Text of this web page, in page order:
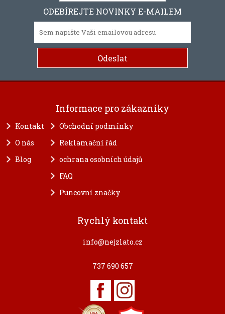
ODEBÍREJTE NOVINKY E-MAILEM
Informace pro zákazníky
Kontakt
O nás
Blog
Obchodní podmínky
Reklamační řád
ochrana osobních údajů
FAQ
Puncovní značky
Rychlý kontakt
info@nejzlato.cz
737 690 657